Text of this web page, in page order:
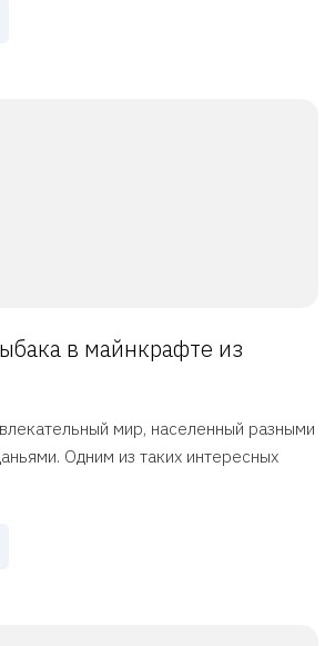
в майнкрафте из
мир, населенный разными
Одним из таких интересных